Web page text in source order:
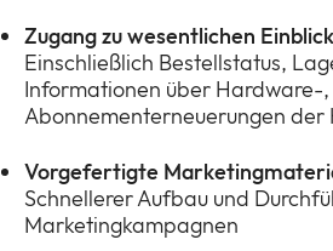
Zugang zu wesentlichen
Einschließlich Bestellstatus,
Informationen über Hardware-
Abonnementerneuerungen der
Vorgefertigte
Schnellerer Aufbau und
Marketingkampagnen